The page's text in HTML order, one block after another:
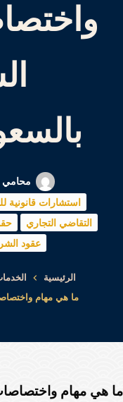
استشارات قانونية
التقاضي التجاري
عقود
الرئيسية
ما هي مهام
ما هي مهام